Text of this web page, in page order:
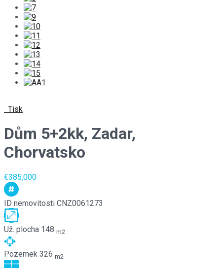
Tisk
Dům 5+2kk, Zadar,
Chorvatsko
€385,000
ID nemovitosti CNZ0061273
Už. plocha 148 m2
Pozemek 326 m2